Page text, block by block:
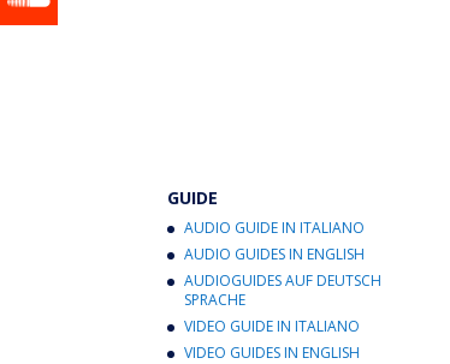
GUIDE
AUDIO GUIDE IN ITALIANO
AUDIO GUIDES IN ENGLISH
AUDIOGUIDES AUF DEUTSCH
SPRACHE
VIDEO GUIDE IN ITALIANO
VIDEO GUIDES IN ENGLISH